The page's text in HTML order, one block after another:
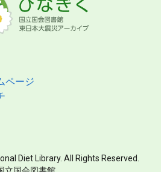
ページ
Diet Library. All Rights Reserved.